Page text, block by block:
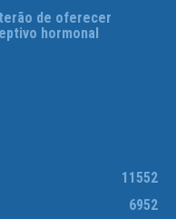
de oferecer
hormonal
11552
6952